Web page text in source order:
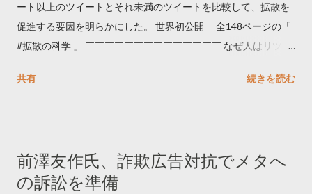
ート以上のツイートとそれ未満のツイートを比較して、拡散を
促進する要因を明らかにした。 世界初公開 全148ページの「
#拡散の科学 」 ￣￣￣￣￣￣￣￣￣￣￣￣￣￣ なぜ人はリツイ
学しました。 ー バズの目安は1300リツイート ー 人は16の熱量
トするのか？ https://marketing.twitter.com/ja/insights/kakusan
共有 続きを読む
前澤友作氏、詐欺広告対抗でメタへ
の訴訟を準備